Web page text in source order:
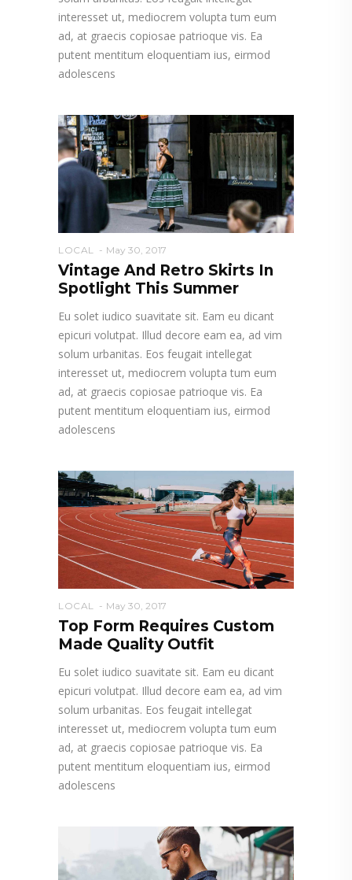
interesset ut, mediocrem volupta tum eum
ad, at graecis copiosae patrioque vis. Ea
putent mentitum eloquentiam ius, eirmod
adolescens
LOCAL May 30, 2017
Vintage And Retro Skirts In
Spotlight This Summer
Eu solet iudico suavitate sit. Eam eu dicant
epicuri volutpat. Illud decore eam ea, ad vim
solum urbanitas. Eos feugait intellegat
interesset ut, mediocrem volupta tum eum
ad, at graecis copiosae patrioque vis. Ea
putent mentitum eloquentiam ius, eirmod
adolescens
LOCAL May 30, 2017
Top Form Requires Custom
Made Quality Outfit
Eu solet iudico suavitate sit. Eam eu dicant
epicuri volutpat. Illud decore eam ea, ad vim
solum urbanitas. Eos feugait intellegat
interesset ut, mediocrem volupta tum eum
ad, at graecis copiosae patrioque vis. Ea
putent mentitum eloquentiam ius, eirmod
adolescens